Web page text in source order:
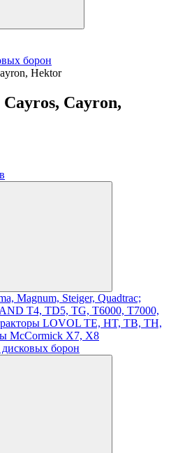
борон
Hektor
Cayron,
Magnum, Steiger, Quadtrac;
T4, TD5, TG, T6000, T7000,
LOVOL TE, HT, TB, TH,
McCormick X7, X8
борон